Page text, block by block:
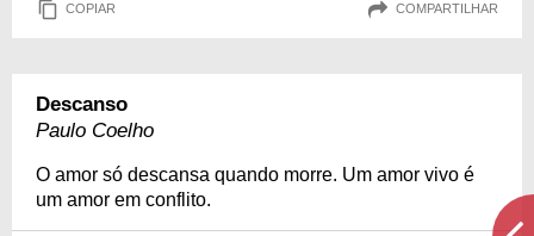
COPIAR COMPARTILHAR
Descanso
Paulo Coelho
O amor só descansa quando morre. Um amor vivo é
um amor em conflito.